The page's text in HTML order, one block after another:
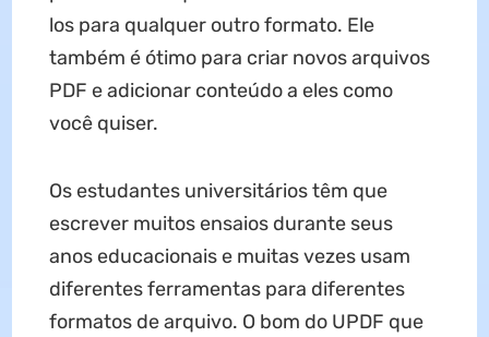
los para qualquer outro formato. Ele
também é ótimo para criar novos arquivos
PDF e adicionar conteúdo a eles como
você quiser.
Os estudantes universitários têm que
escrever muitos ensaios durante seus
anos educacionais e muitas vezes usam
diferentes ferramentas para diferentes
formatos de arquivo. O bom do UPDF que